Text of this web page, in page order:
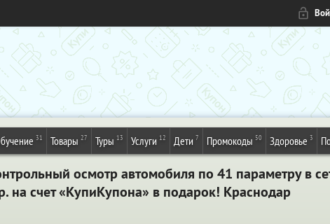
31 Товары 27 Туры 13 Услуги 12 Дети 7 Промокоды 50 Здоровье 3
осмотр автомобиля по 41 параметру в
на счет «КупиКупона» в подарок! Краснодар